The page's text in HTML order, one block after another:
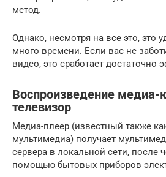
метод.
Однако, несмотря на все это, это
много времени. Если вас не
видео, это сработает достаточно
Воспроизведение медиа-
телевизор
Медиа-плеер (известный также
мультимедиа) получает
сервера в локальной сети, после
помощью бытовых приборов